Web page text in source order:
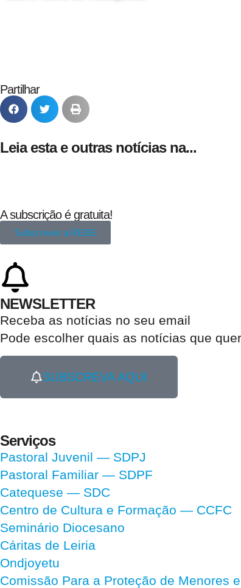
Partilhar
Leia esta e outras notícias na...
A subscrição é gratuita!
Subscrever a REDE
NEWSLETTER
Receba as notícias no seu email​
Pode escolher quais as notícias que
SUBSCREVA AQUI
Serviços
Pastoral Juvenil — SDPJ
Pastoral Familiar — SDPF
Catequese — SDC
Centro de Cultura e Formação — CCFC
Seminário Diocesano
Cáritas de Leiria
Ondjoyetu
Comissão Para a Proteção de Menores